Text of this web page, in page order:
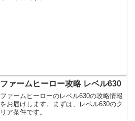
ファームヒーロー攻略 レベル630
ファームヒーローのレベル630の攻略情報
をお届けします。まずは、レベル630のク
リア条件です。